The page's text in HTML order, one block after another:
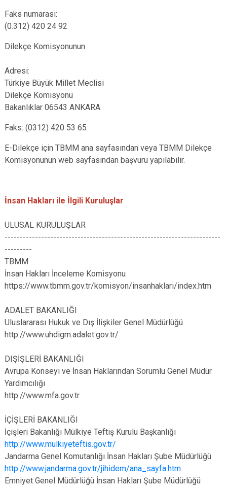
Faks numarası:
(0.312) 420 24 92
Dilekçe Komisyonunun
Adresi:
Türkiye Büyük Millet Meclisi
Dilekçe Komisyonu
Bakanlıklar 06543 ANKARA
Faks: (0312) 420 53 65
E-Dilekçe için TBMM ana sayfasından veya TBMM Dilekçe
Komisyonunun web sayfasından başvuru yapılabilir.
İnsan Hakları ile İlgili Kuruluşlar
ULUSAL KURULUŞLAR
-----------------------------------------------------------------------
---------
TBMM
İnsan Hakları İnceleme Komisyonu
https://www.tbmm.gov.tr/komisyon/insanhaklari/index.htm
ADALET BAKANLIĞI
Uluslararası Hukuk ve Dış İlişkiler Genel Müdürlüğü
http://www.uhdigm.adalet.gov.tr/
DIŞİŞLERİ BAKANLIĞI
Avrupa Konseyi ve İnsan Haklarından Sorumlu Genel Müdür
Yardımcılığı
http://www.mfa.gov.tr
İÇİŞLERİ BAKANLIĞI
İçişleri Bakanlığı Mülkiye Teftiş Kurulu Başkanlığı
http://www.mulkiyeteftis.gov.tr/
Jandarma Genel Komutanlığı İnsan Hakları Şube Müdürlüğü
http://www.jandarma.gov.tr/jihidem/ana_sayfa.htm
Emniyet Genel Müdürlüğü İnsan Hakları Şube Müdürlüğü